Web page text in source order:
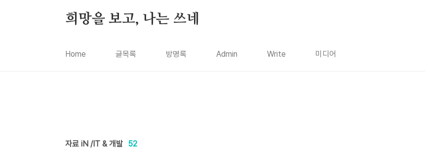
희망을 보고, 나는 쓰네
Home 글목록 방명록 Admin Write 미디어
자료 iN /IT & 개발 52